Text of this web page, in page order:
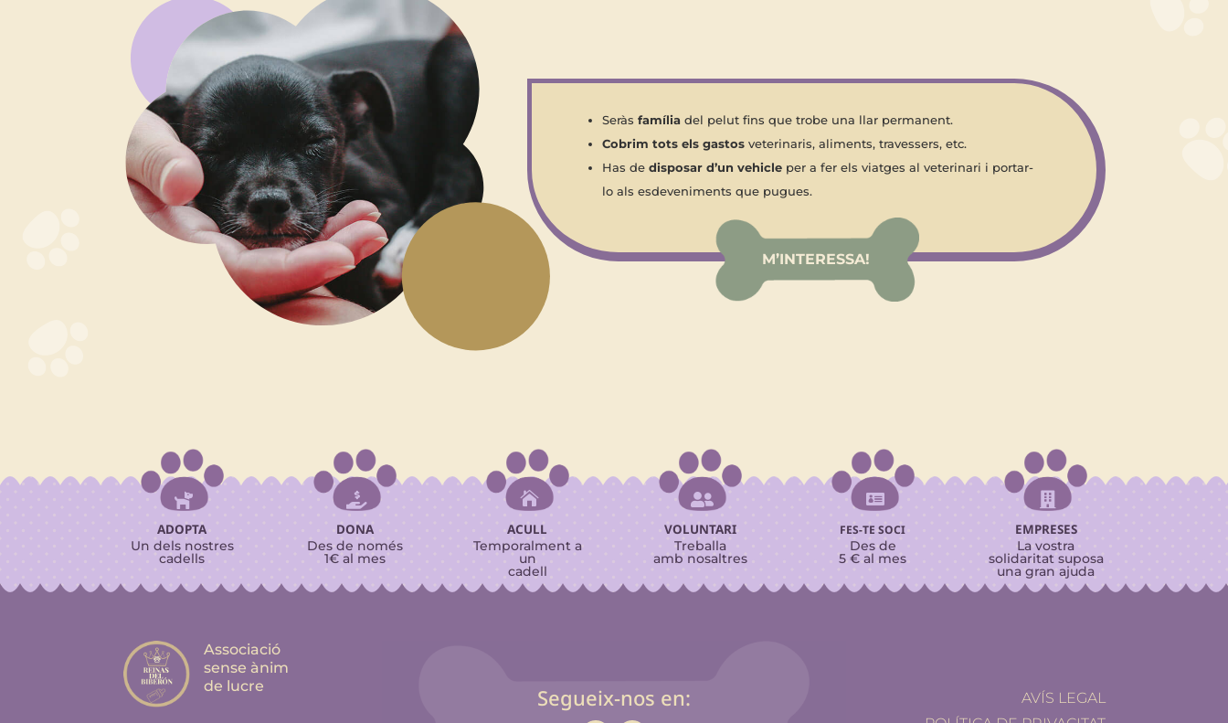
Seràsfamíliadel pelut fins que trobe una llar permanent.
Cobrim tots els gastos veterinaris, aliments, travessers, etc.
Has dedisposar d’un vehicle per a fer els viatges al veterinari i portar-
lo als esdeveniments que pugues.
M’INTERESSA!

ADOPTA
Un dels nostres
cadells

DONA
Des de només
1€ al mes

ACULL
Temporalment a
un
cadell

VOLUNTARI
Treballa
amb nosaltres

FES-TE SOCI
Des de
5 € al mes

EMPRESES
La vostra
solidaritat suposa
una gran ajuda
Associació
sense ànim
de lucre
Segueix-nos en:
AVÍS LEGAL